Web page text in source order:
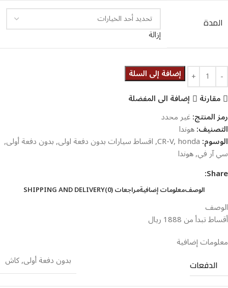
المدة
إزالة
إضافة إلى السلة
مقارنة
إضافة الى المفضلة
رمز المنتج:غير محدد
التصنيف:هوندا
الوسوم: CR-V,honda
,اقساط سيارات بدون دفعة اولى,بدون دفعة أولى,
سي آر في,هوندا
Share:
الوصفمعلومات إضافيةمراجعات (0) SHIPPING AND DELIVERY
الوصف
أقساط تبدأ من 1888 ريال
معلومات إضافية
الدفعات بدون دفعة أولى,كاش